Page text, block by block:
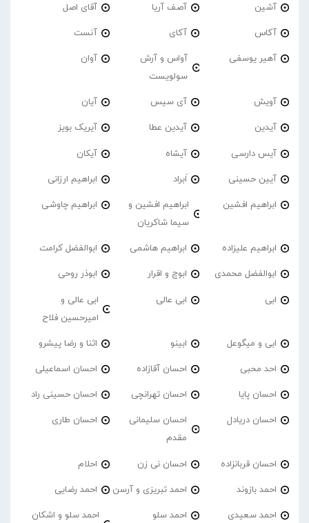
آشین آصف آریا آقای اصل
آکاس آکای آنست
آهیر یوسفی
آواس و آرش
سولویست
آوان
آویش آی سیس آیان
آیدین آیدین عطا آیریک بویز
آیس دارسی آیشاه آیکان
آیین حسینی اَبراد ابراهیم ارزانی
ابراهیم افشین
ابراهیم افشین و
سیما شاکریان
ابراهیم چاوشی
ابراهیم علیزاده ابراهیم هاشمی ابوالفضل کرامت
ابوالفضل محمدی ابوچ و اقرار ابوذر روحی
ابی ابی عالی
ابی عالی و
امیرحسین فلاح
ابی و میگوعل ابینو اثنا و رضا پیشرو
احد محبی احسان آقازاده احسان اسماعیلی
احسان پایا احسان تهرانچی احسان حسینی راد
احسان دریادل
احسان سلیمانی
مقدم
احسان طاری
احسان قربانزاده احسان نی زن احلام
احمد بازوند احمد تبریزی و آرسن احمد‌ رضایی
احمد سعیدی احمد سلو
احمد سلو و اشکان